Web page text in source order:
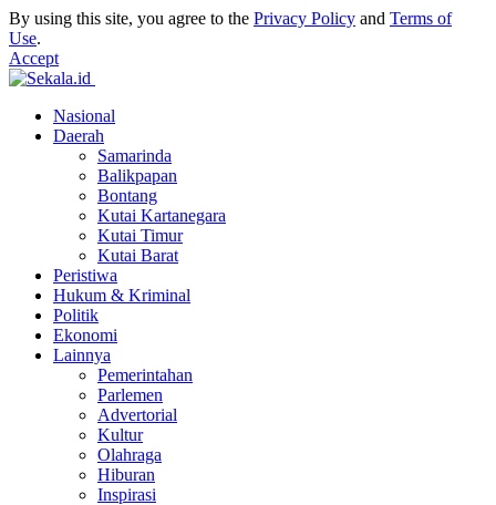
By using this site, you agree to the Privacy Policy and Terms of
Use.
Accept
Nasional
Daerah
Samarinda
Balikpapan
Bontang
Kutai Kartanegara
Kutai Timur
Kutai Barat
Peristiwa
Hukum & Kriminal
Politik
Ekonomi
Lainnya
Pemerintahan
Parlemen
Advertorial
Kultur
Olahraga
Hiburan
Inspirasi